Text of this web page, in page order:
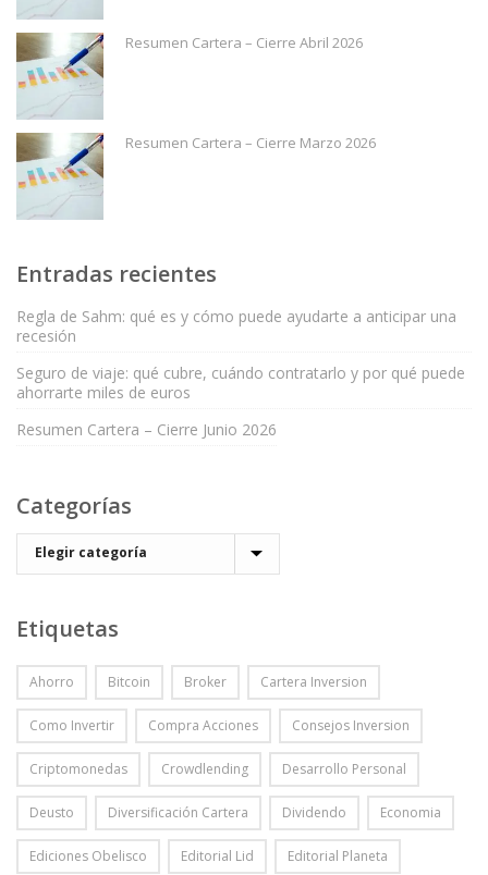
Resumen Cartera – Cierre Abril 2026
Resumen Cartera – Cierre Marzo 2026
Entradas recientes
Regla de Sahm: qué es y cómo puede ayudarte a anticipar una
recesión
Seguro de viaje: qué cubre, cuándo contratarlo y por qué puede
ahorrarte miles de euros
Resumen Cartera – Cierre Junio 2026
Categorías
Etiquetas
Ahorro Bitcoin Broker Cartera Inversion
Como Invertir Compra Acciones Consejos Inversion
Criptomonedas Crowdlending Desarrollo Personal
Deusto Diversificación Cartera Dividendo Economia
Ediciones Obelisco Editorial Lid Editorial Planeta